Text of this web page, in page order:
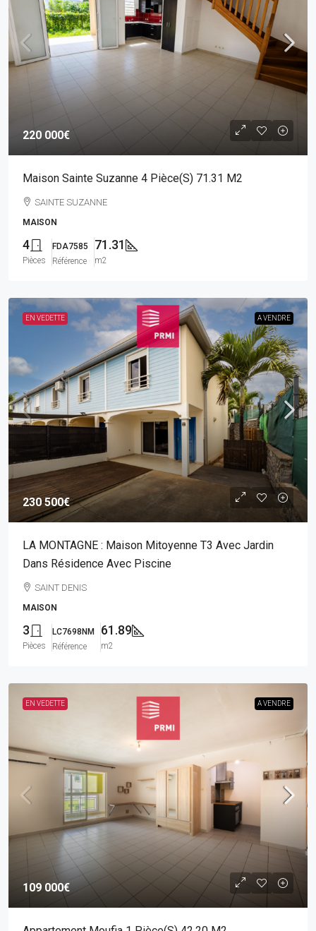
220 000€
Maison Sainte Suzanne 4 Pièce(s) 71.31 M2
SAINTE SUZANNE
MAISON
4
Pièces
FDA7585
Référence
71.31
m2
EN VEDETTE A VENDRE
230 500€
LA MONTAGNE : Maison Mitoyenne T3 Avec Jardin
Dans Résidence Avec Piscine
SAINT DENIS
MAISON
3
Pièces
LC7698NM
Référence
61.89
m2
EN VEDETTE A VENDRE
109 000€